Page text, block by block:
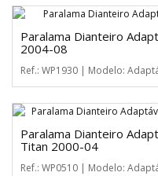
Paralama Dianteiro
2004-08
Ref.: WP1930 | Modelo:
Paralama Dianteiro
Titan 2000-04
Ref.: WP0510 | Modelo: